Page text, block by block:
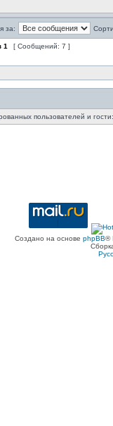
за:
1 [ Сообщений: 7 ]
пользователей и
Создано на основе phpBB®